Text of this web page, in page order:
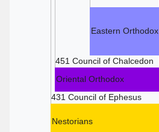
Eastern Orthodox
451 Council of Chalcedon
Oriental Orthodox
431 Council of Ephesus
Nestorians